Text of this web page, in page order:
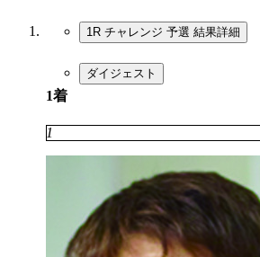
1R チャレンジ 予選 結果詳細
ダイジェスト
1着
1